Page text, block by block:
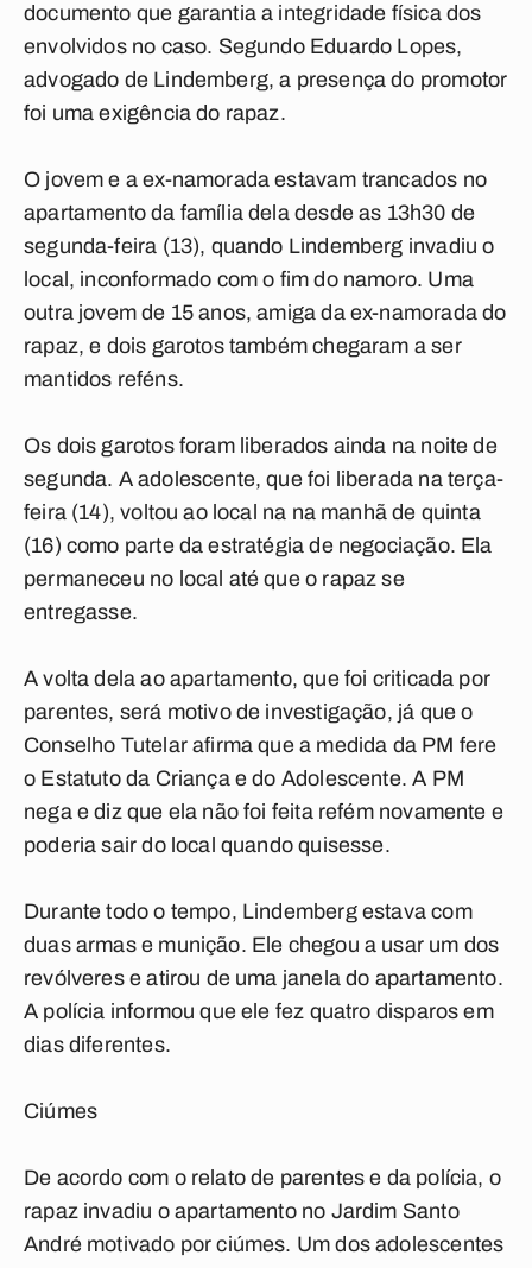
documento que garantia a integridade física dos
envolvidos no caso. Segundo Eduardo Lopes,
advogado de Lindemberg, a presença do promotor
foi uma exigência do rapaz.
O jovem e a ex-namorada estavam trancados no
apartamento da família dela desde as 13h30 de
segunda-feira (13), quando Lindemberg invadiu o
local, inconformado com o fim do namoro. Uma
outra jovem de 15 anos, amiga da ex-namorada do
rapaz, e dois garotos também chegaram a ser
mantidos reféns.
Os dois garotos foram liberados ainda na noite de
segunda. A adolescente, que foi liberada na terça-
feira (14), voltou ao local na na manhã de quinta
(16) como parte da estratégia de negociação. Ela
permaneceu no local até que o rapaz se
entregasse.
A volta dela ao apartamento, que foi criticada por
parentes, será motivo de investigação, já que o
Conselho Tutelar afirma que a medida da PM fere
o Estatuto da Criança e do Adolescente. A PM
nega e diz que ela não foi feita refém novamente e
poderia sair do local quando quisesse.
Durante todo o tempo, Lindemberg estava com
duas armas e munição. Ele chegou a usar um dos
revólveres e atirou de uma janela do apartamento.
A polícia informou que ele fez quatro disparos em
dias diferentes.
Ciúmes
De acordo com o relato de parentes e da polícia, o
rapaz invadiu o apartamento no Jardim Santo
André motivado por ciúmes. Um dos adolescentes